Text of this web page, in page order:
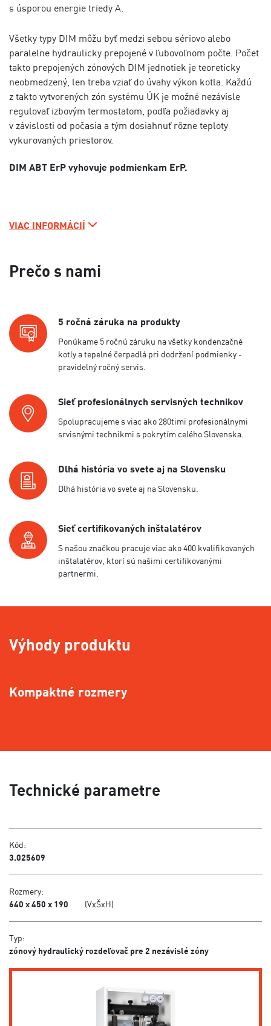
s úsporou energie triedy A.
Všetky typy DIM môžu byť medzi sebou sériovo alebo
paralelne hydraulicky prepojené v ľubovoľnom počte. Počet
takto prepojených zónových DIM jednotiek je teoreticky
neobmedzený, len treba vziať do úvahy výkon kotla. Každú
z takto vytvorených zón systému ÚK je možné nezávisle
regulovať izbovým termostatom, podľa požiadavky aj
v závislosti od počasia a tým dosiahnuť rôzne teploty
vykurovaných priestorov.
DIM ABT ErP vyhovuje podmienkam ErP.
VIAC INFORMÁCIÍ
Prečo s nami
5 ročná záruka na produkty
Ponúkame 5 ročnú záruku na všetky kondenzačné
kotly a tepelné čerpadlá pri dodržení podmienky -
pravidelný ročný servis.
Sieť profesionálnych servisných technikov
Spolupracujeme s viac ako 280timi profesionálnymi
srvisnými technikmi s pokrytím celého Slovenska.
Dlhá história vo svete aj na Slovensku
Dlhá história vo svete aj na Slovensku.
Sieť certifikovaných inštalatérov
S našou značkou pracuje viac ako 400 kvalifikovaných
inštalatérov, ktorí sú našimi certifikovanými
partnermi.
Výhody produktu
Kompaktné rozmery
Technické parametre
Kód:
3.025609
Rozmery:
640 x 450 x 190
(VxŠxH)
Typ:
zónový hydraulický rozdeľovač pre 2 nezávislé zóny